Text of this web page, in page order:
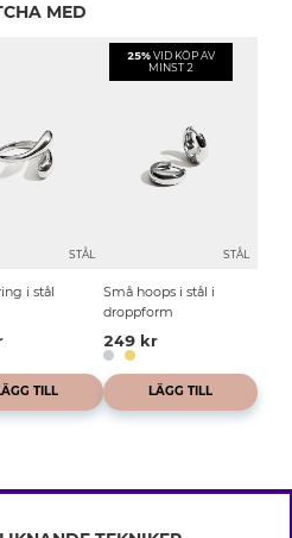
MED
STÅL
i stål
TILL
25% VID KÖP AV
MINST 2
STÅL
Små hoops i stål i
droppform
249 kr
LÄGG TILL